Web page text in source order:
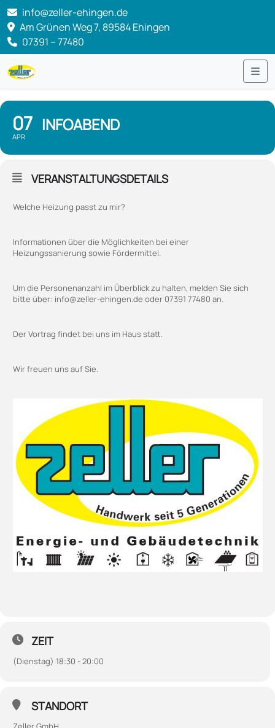
info@zeller-ehingen.de
Am Grünen Weg 7, 89584 Ehingen
07391 – 77480
07
APR
INFOABEND
VERANSTALTUNGSDETAILS
Welche Heizung passt zu mir?
Informationen über die Möglichkeiten bei einer
Heizungssanierung sowie Fördermittel.
Um die Personenanzahl im Überblick zu halten, melden Sie sich
bitte über: info@zeller-ehingen.de oder 07391 77480 an.
Der Vortrag findet bei uns im Haus statt.
Wir freuen uns auf Sie.
ZEIT
(Dienstag) 18:30 - 20:00
STANDORT